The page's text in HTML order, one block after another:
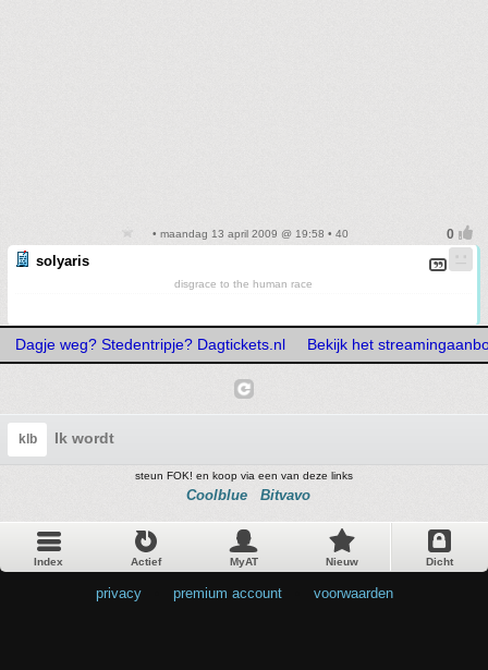
• maandag 13 april 2009 @ 19:58 • 40
solyaris
disgrace to the human race
Dagje weg? Stedentripje? Dagtickets.nl Bekijk het
klb Ik wordt
steun FOK! en koop via een van deze links
Coolblue Bitvavo
Index Actief MyAT Nieuw Dicht
privacy premium account voorwaarden